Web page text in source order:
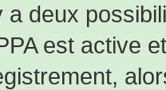
a deux
est active